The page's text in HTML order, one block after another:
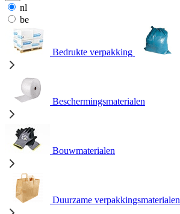
nl
be
Bedrukte verpakking
Beschermingsmaterialen
Bouwmaterialen
Duurzame verpakkingsmaterialen